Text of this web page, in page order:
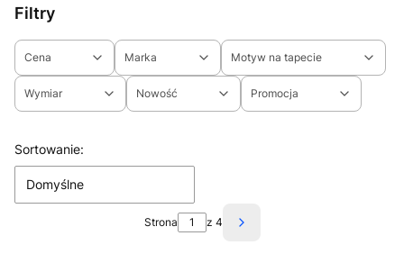
Filtry
Cena Marka Motyw na tapecie
Wymiar Nowość Promocja
Lista produktów
Sortowanie:
Domyślne
Strona z 4 Następne produkty